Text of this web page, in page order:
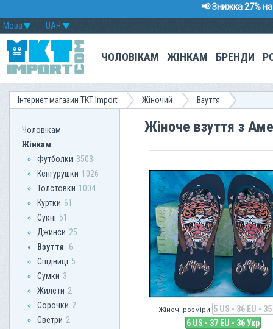
📢 Знижка 27%
UAH
Мова
ЧОЛОВІКАМ ЖІНКАМ БРЕНДИ
Інтернет магазин TKT Import Жіночий Взуття
Жіноче взуття з
Жіночі розміри 5 US - 36 EU -
6 US - 37 EU - 36 Укр
Чоловікам
Жінкам
Футболки 3503
Кенгурушки 1026
Толстовки 1004
Куртки 61
Сукні 51
Джинси 25
Взуття
6
Спідниці 5
Сумки 3
Жилети 2
Сорочки 2
Светри 2